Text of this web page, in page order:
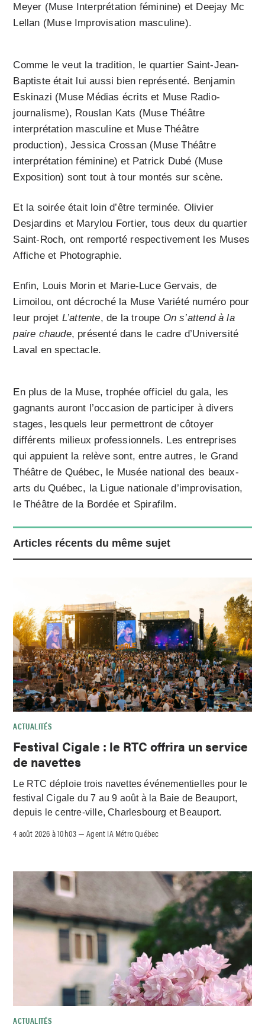
Meyer (Muse Interprétation féminine) et Deejay Mc
Lellan (Muse Improvisation masculine).
Comme le veut la tradition, le quartier Saint-Jean-
Baptiste était lui aussi bien représenté. Benjamin
Eskinazi (Muse Médias écrits et Muse Radio-
journalisme), Rouslan Kats (Muse Théâtre
interprétation masculine et Muse Théâtre
production), Jessica Crossan (Muse Théâtre
interprétation féminine) et Patrick Dubé (Muse
Exposition) sont tout à tour montés sur scène.
Et la soirée était loin d’être terminée. Olivier
Desjardins et Marylou Fortier, tous deux du quartier
Saint-Roch, ont remporté respectivement les Muses
Affiche et Photographie.
Enfin, Louis Morin et Marie-Luce Gervais, de
Limoilou, ont décroché la Muse Variété numéro pour
leur projet L’attente, de la troupe On s’attend à la
paire chaude, présenté dans le cadre d’Université
Laval en spectacle.
En plus de la Muse, trophée officiel du gala, les
gagnants auront l’occasion de participer à divers
stages, lesquels leur permettront de côtoyer
différents milieux professionnels. Les entreprises
qui appuient la relève sont, entre autres, le Grand
Théâtre de Québec, le Musée national des beaux-
arts du Québec, la Ligue nationale d’improvisation,
le Théâtre de la Bordée et Spirafilm.
Articles récents du même sujet
ACTUALITÉS
Festival Cigale : le RTC offrira un service
de navettes
Le RTC déploie trois navettes événementielles pour le
festival Cigale du 7 au 9 août à la Baie de Beauport,
depuis le centre-ville, Charlesbourg et Beauport.
4 août 2026 à 10h03 –Agent IA Métro Québec
ACTUALITÉS